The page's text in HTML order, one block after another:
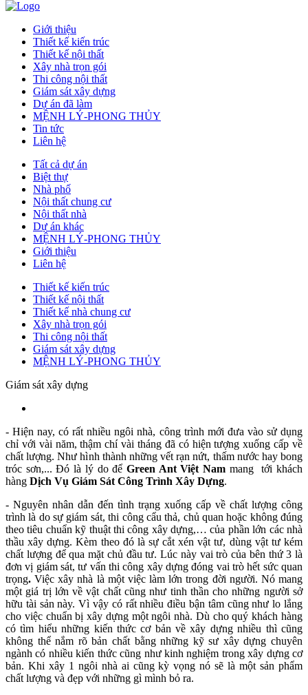
Giới thiệu
Thiết kế kiến trúc
Thiết kế nội thất
Xây nhà trọn gói
Thi công nội thất
Giám sát xây dựng
Dự án đã làm
MỆNH LÝ-PHONG THỦY
Tin tức
Liên hệ
Tất cả dự án
Biệt thự
Nhà phố
Nội thất chung cư
Nội thất nhà
Dự án khác
MỆNH LÝ-PHONG THỦY
Giới thiệu
Liên hệ
Thiết kế kiến trúc
Thiết kế nội thất
Thiết kế nhà chung cư
Xây nhà trọn gói
Thi công nội thất
Giám sát xây dựng
MỆNH LÝ-PHONG THỦY
Giám sát xây dựng
- Hiện nay, có rất nhiều ngôi nhà, công trình mới đưa vào sử dụng
chỉ với vài năm, thậm chí vài tháng đã có hiện tượng xuống cấp về
chất lượng. Như hình thành những vết rạn nứt, thấm nước hay bong
tróc sơn,... Đó là lý do để Green Ant Việt Nam mang tới khách
hàng Dịch Vụ Giám Sát Công Trình Xây Dựng.
- Nguyên nhân dẫn đến tình trạng xuống cấp về chất lượng công
trình là do sự giám sát, thi công cẩu thả, chủ quan hoặc không đúng
theo tiêu chuẩn kỹ thuật thi công xây dựng,… của phần lớn các nhà
thầu xây dựng. Kèm theo đó là sự cắt xén vật tư, dùng vật tư kém
chất lượng để qua mặt chủ đầu tư. Lúc này vai trò của bên thứ 3 là
đơn vị giám sát, tư vấn thi công xây dựng đóng vai trò hết sức quan
trọng.Việc xây nhà là một việc làm lớn trong đời người. Nó mang
một giá trị lớn về vật chất cũng như tinh thần cho những người sở
hữu tài sản này. Vì vậy có rất nhiều điều bận tâm cũng như lo lắng
cho việc chuẩn bị xây dựng một ngôi nhà. Dù cho quý khách hàng
có tìm hiểu những kiến thức cơ bản về xây dựng nhiều thì cũng
không thể nắm rõ bản chất bằng những kỹ sư xây dựng chuyên
ngành có nhiều kiến thức cũng như kinh nghiệm trong xây dựng cơ
bản. Khi xây 1 ngôi nhà ai cũng kỳ vọng nó sẽ là một sản phẩm
chất lượng và đẹp với những gì mình bỏ ra.